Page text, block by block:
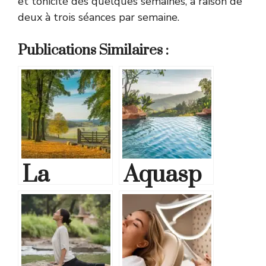
deux à trois séances par semaine.
Publications Similaires :
La
puissan
ce de la
médecin
Aquasp
ot
Carvin :
Une